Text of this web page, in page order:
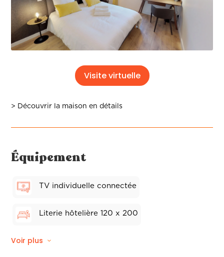
Visite virtuelle
> Découvrir la maison en détails
Équipement
TV individuelle connectée
Literie hôtelière 120 x 200
Store électriques
Voir plus